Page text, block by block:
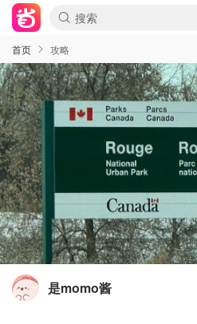
首页 攻略
是momo酱